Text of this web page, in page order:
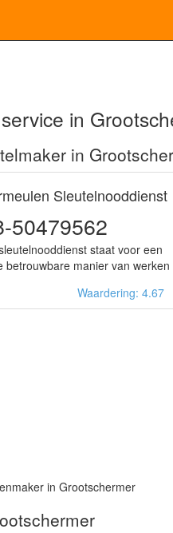
in
in
Sleutelnooddienst
50479562
staat voor een
betrouwbare manier van werken
Waardering: 4.67
in Grootschermer